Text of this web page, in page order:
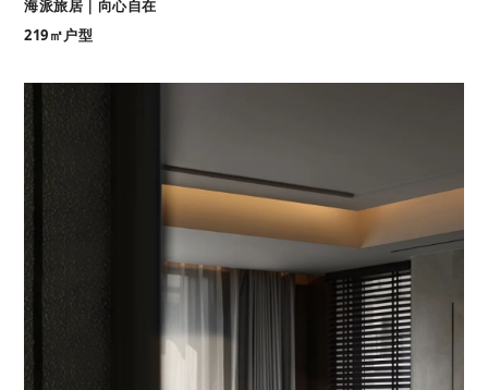
海派旅居｜向心自在
219㎡户型